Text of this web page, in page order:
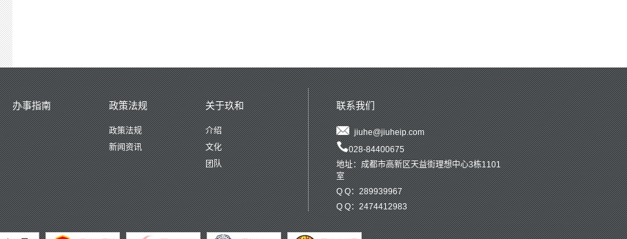
办事指南 政策法规
政策法规
新闻资讯
关于玖和
介绍
文化
团队
联系我们
jiuhe@jiuheip.com
028-84400675
地址：成都市高新区天益街理想中心3栋1101
室
Q Q：289939967
Q Q：2474412983